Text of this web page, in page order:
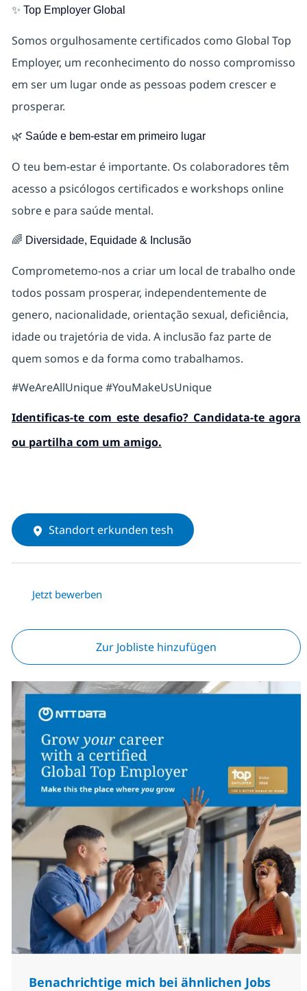
✨ Top Employer Global
Somos orgulhosamente certificados como Global Top
Employer, um reconhecimento do nosso compromisso
em ser um lugar onde as pessoas podem crescer e
prosperar.
🌿 Saúde e bem-estar em primeiro lugar
O teu bem‑estar é importante. Os colaboradores têm
acesso a psicólogos certificados e workshops online
sobre e para saúde mental.
🌈 Diversidade, Equidade & Inclusão
Comprometemo-nos a criar um local de trabalho onde
todos possam prosperar, independentemente de
genero, nacionalidade, orientação sexual, deficiência,
idade ou trajetória de vida. A inclusão faz parte de
quem somos e da forma como trabalhamos.
#WeAreAllUnique #YouMakeUsUnique
Identificas-te com este desafio? Candidata-te agora
ou partilha com um amigo.
Standort erkunden tesh
Jetzt bewerben
Zur Jobliste hinzufügen
Benachrichtige mich bei ähnlichen Jobs